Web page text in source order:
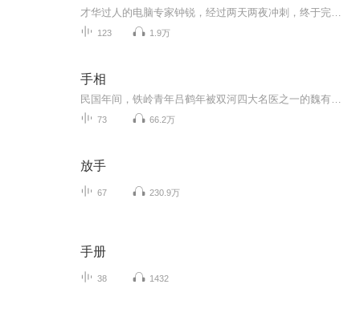
123 1.9万
手相
73 66.2万
放手
67 230.9万
手册
38 1432